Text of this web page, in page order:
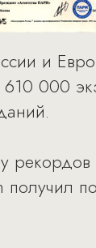
и
000
получил